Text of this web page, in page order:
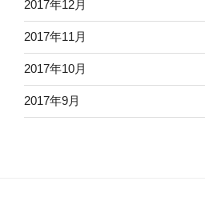
2017年12月
2017年11月
2017年10月
2017年9月